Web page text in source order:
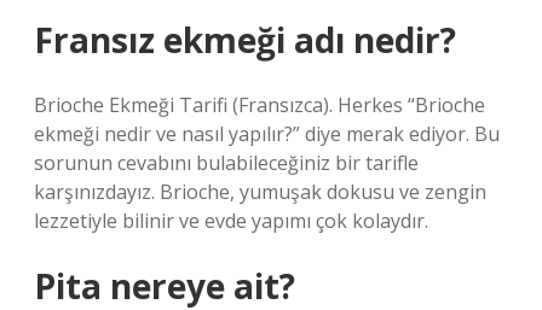
Fransız ekmeği adı nedir?
Brioche Ekmeği Tarifi (Fransızca). Herkes “Brioche
ekmeği nedir ve nasıl yapılır?” diye merak ediyor. Bu
sorunun cevabını bulabileceğiniz bir tarifle
karşınızdayız. Brioche, yumuşak dokusu ve zengin
lezzetiyle bilinir ve evde yapımı çok kolaydır.
Pita nereye ait?